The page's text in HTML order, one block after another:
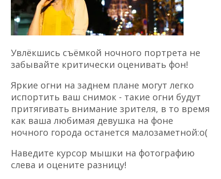
Увлёкшись съёмкой ночного портрета не
забывайте критически оценивать фон!
Яркие огни на заднем плане могут легко
испортить ваш снимок - такие огни будут
притягивать внимание зрителя, в то время
как ваша любимая девушка на фоне
ночного города останется малозаметной:о(
Наведите курсор мышки на фотографию
слева и оцените разницу!